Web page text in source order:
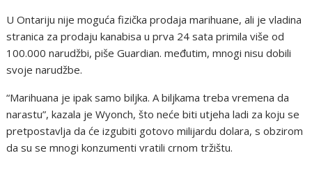
U Ontariju nije moguća fizička prodaja marihuane, ali je vladina
stranica za prodaju kanabisa u prva 24 sata primila više od
100.000 narudžbi, piše Guardian. međutim, mnogi nisu dobili
svoje narudžbe.
“Marihuana je ipak samo biljka. A biljkama treba vremena da
narastu”, kazala je Wyonch, što neće biti utjeha ladi za koju se
pretpostavlja da će izgubiti gotovo milijardu dolara, s obzirom
da su se mnogi konzumenti vratili crnom tržištu.